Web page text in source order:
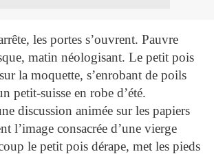
les portes s’ouvrent. Pauvre
matin néologisant. Le petit pois
la moquette, s’enrobant de poils
petit-suisse en robe d’été.
discussion animée sur les papiers
l’image consacrée d’une vierge
le petit pois dérape, met les pieds